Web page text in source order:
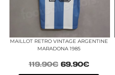
MAILLOT RETRO VINTAGE ARGENTINE
MARADONA 1985
119.90€ 69.90€